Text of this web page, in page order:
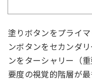
塗りボタンをプライ
ンボタンをセカンダ
ンをターシャリー（
要度の視覚的階層が最